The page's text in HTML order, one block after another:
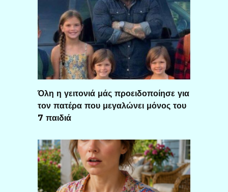
Όλη η γειτονιά μάς προειδοποίησε για
τον πατέρα που μεγαλώνει μόνος του
7 παιδιά